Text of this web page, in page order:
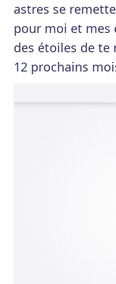
astres se
pour moi et mes
des étoiles de te
12 prochains